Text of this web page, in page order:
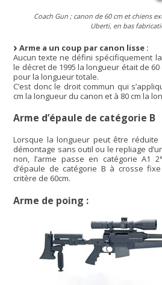
Coach Gun ; canon de 60 cm et chiens
Uberti, en bas
Arme a un coup par canon lisse :
Aucun texte ne défini spécifiquement
le décret de 1995 la longueur était de
pour la longueur totale.
C’est donc le droit commun qui
cm la longueur du canon et à 80 cm la
Arme d’épaule de catégorie B
Lorsque la longueur peut être
démontage sans outil ou le repliage
non, l’arme passe en catégorie A1
d’épaule de catégorie B à crosse
critère de 60cm.
Arme de poing :